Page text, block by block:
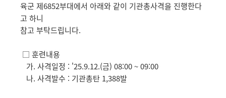
육군 제6852부대에서 아래와 같이 기관총사격을 진행한다
고 하니
참고 부탁드립니다.
□ 훈련내용
가. 사격일정 : '25.9.12.(금) 08:00 ~ 09:00
나. 사격발수 : 기관총탄 1,388발